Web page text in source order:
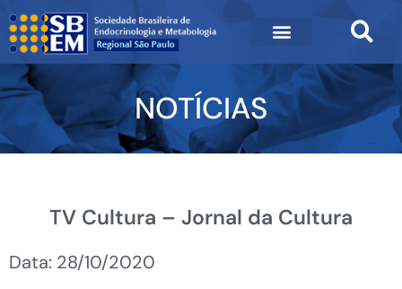
NOTÍCIAS
TV Cultura – Jornal da Cultura
Data: 28/10/2020